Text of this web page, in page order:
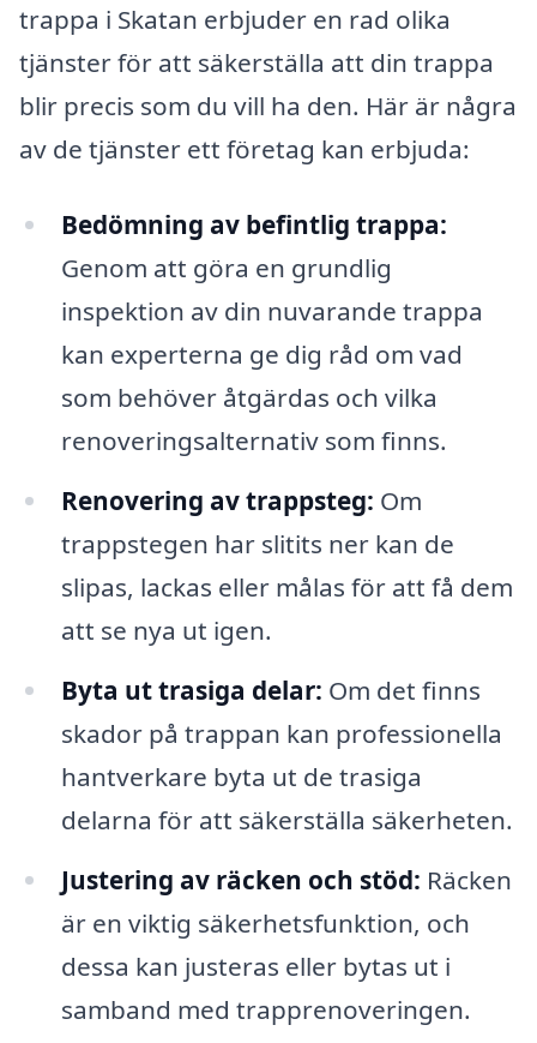
trappa i Skatan erbjuder en rad olika
tjänster för att säkerställa att din trappa
blir precis som du vill ha den. Här är några
av de tjänster ett företag kan erbjuda:
Bedömning av befintlig trappa:
Genom att göra en grundlig
inspektion av din nuvarande trappa
kan experterna ge dig råd om vad
som behöver åtgärdas och vilka
renoveringsalternativ som finns.
Renovering av trappsteg: Om
trappstegen har slitits ner kan de
slipas, lackas eller målas för att få dem
att se nya ut igen.
Byta ut trasiga delar: Om det finns
skador på trappan kan professionella
hantverkare byta ut de trasiga
delarna för att säkerställa säkerheten.
Justering av räcken och stöd: Räcken
är en viktig säkerhetsfunktion, och
dessa kan justeras eller bytas ut i
samband med trapprenoveringen.